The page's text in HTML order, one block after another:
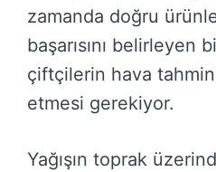
zamanda doğru
başarısını belirleyen
çiftçilerin hava
etmesi gerekiyor.
Yağışın toprak